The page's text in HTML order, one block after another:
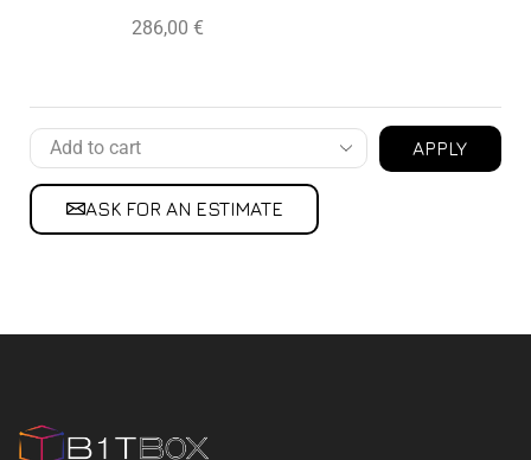
286,00 €
APPLY
ASK FOR AN ESTIMATE